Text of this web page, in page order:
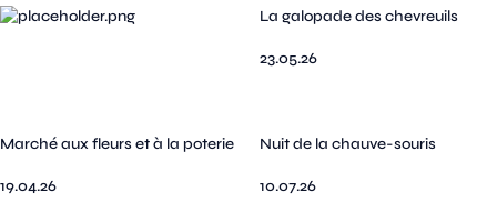
La galopade des chevreuils
23.05.26
Marché aux fleurs et à la poterie
19.04.26
Nuit de la chauve-souris
10.07.26